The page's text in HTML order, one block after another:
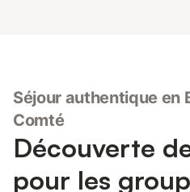
Séjour authentique en
Comté
Découverte
pour les